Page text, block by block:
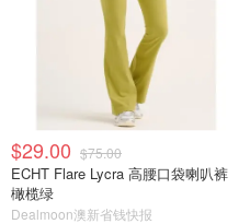
$29.00 $75.00
ECHT Flare Lycra 高腰口袋喇叭裤
橄榄绿
Dealmoon澳新省钱快报